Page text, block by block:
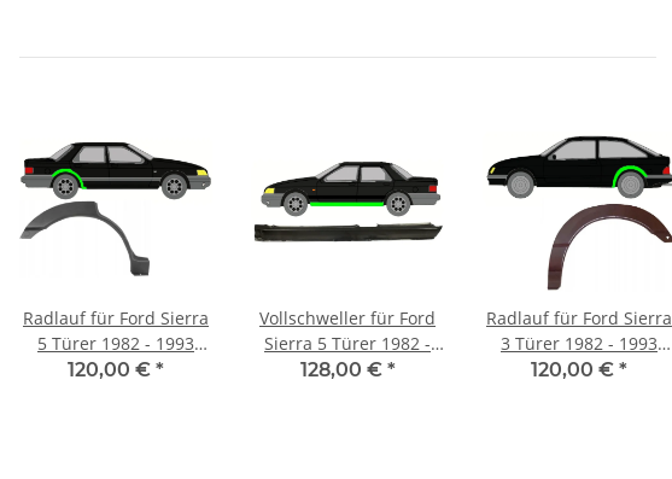
Radlauf für Ford Sierra
5 Türer 1982 - 1993
rechts
120,00 € *
Vollschweller für Ford
Sierra 5 Türer 1982 -
1993 links
128,00 € *
Radlauf für Ford Sierra
3 Türer 1982 - 1993
links
120,00 € *